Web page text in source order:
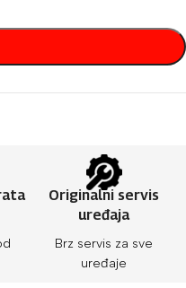
Originalni servis
uređaja
Brz servis za sve
uređaje